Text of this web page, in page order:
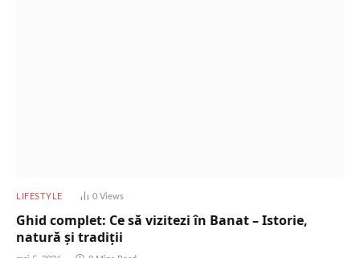
LIFESTYLE 0 Views
Ghid complet: Ce să vizitezi în Banat – Istorie,
natură și tradiții